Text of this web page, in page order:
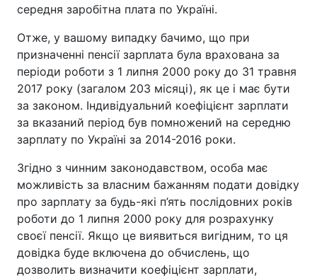
середня заробітна плата по Україні.
Отже, у вашому випадку бачимо, що при
призначенні пенсії зарплата була врахована за
періоди роботи з 1 липня 2000 року до 31 травня
2017 року (загалом 203 місяці), як це і має бути
за законом. Індивідуальний коефіцієнт зарплати
за вказаний період був помножений на середню
зарплату по Україні за 2014-2016 роки.
Згідно з чинним законодавством, особа має
можливість за власним бажанням подати довідку
про зарплату за будь-які п’ять послідовних років
роботи до 1 липня 2000 року для розрахунку
своєї пенсії. Якщо це виявиться вигідним, то ця
довідка буде включена до обчислень, що
дозволить визначити коефіцієнт зарплати,